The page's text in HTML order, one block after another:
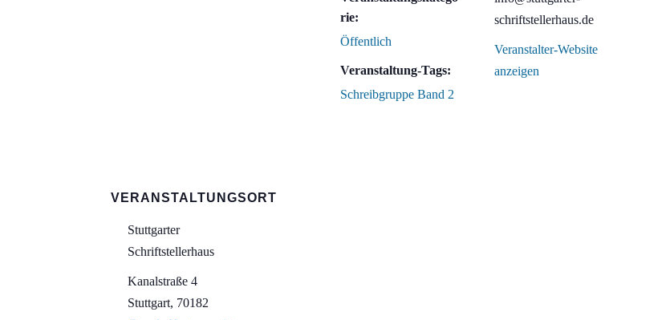
rie:
Öffentlich
Veranstaltung-Tags:
Schreibgruppe Band 2
schriftstellerhaus.de
Veranstalter-Website
anzeigen
VERANSTALTUNGSORT
Stuttgarter
Schriftstellerhaus
Kanalstraße 4
Stuttgart, 70182